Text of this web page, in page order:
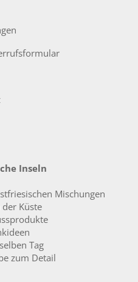
Inseln
Mischungen
Küste
Tag
zum Detail